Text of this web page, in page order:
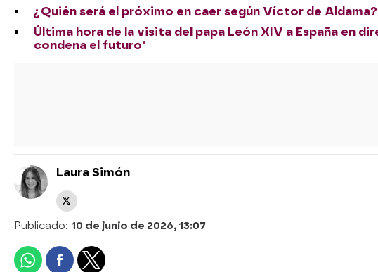
¿Quién será el próximo en caer según Víctor de
Última hora de la visita del papa León XIV a España en
condena el futuro"
Laura Simón
Publicado: 10 de junio de 2026, 13:07